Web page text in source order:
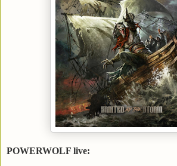
POWERWOLF live: